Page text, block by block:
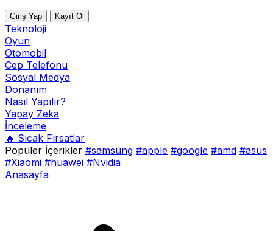
Giriş Yap Kayıt Ol
Teknoloji
Oyun
Otomobil
Cep Telefonu
Sosyal Medya
Donanım
Nasıl Yapılır?
Yapay Zeka
İnceleme
🔥 Sıcak Fırsatlar
Popüler İçerikler #samsung #apple #google #amd #asus
#Xiaomi #huawei #Nvidia
Anasayfa